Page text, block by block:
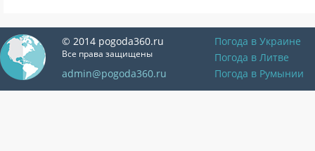
© 2014 pogoda360.ru
Все права защищены
admin@pogoda360.ru
Погода в Украине
Погода в Литве
Погода в Румынии